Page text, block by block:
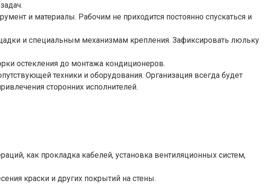
и материалы. Рабочим не приходится постоянно спускаться и
и специальным механизмам крепления. Зафиксировать люльку
остекления до монтажа кондиционеров.
техники и оборудования. Организация всегда будет
сторонних исполнителей.
как прокладка кабелей, установка вентиляционных систем,
краски и других покрытий на стены.